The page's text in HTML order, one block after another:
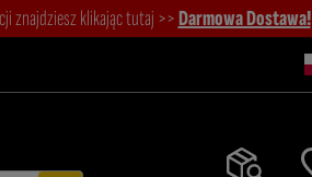
znajdziesz klikając tutaj >>Darmowa Dostawa!